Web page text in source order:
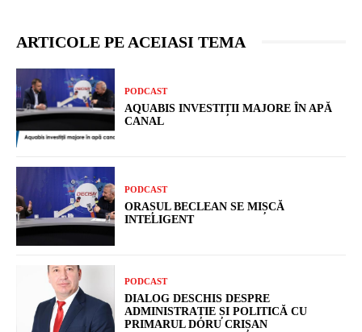
ARTICOLE PE ACEIASI TEMA
PODCAST
AQUABIS INVESTIȚII MAJORE ÎN APĂ
CANAL
PODCAST
ORAȘUL BECLEAN SE MIȘCĂ
INTELIGENT
PODCAST
DIALOG DESCHIS DESPRE
ADMINISTRAȚIE ȘI POLITICĂ CU
PRIMARUL DORU CRIȘAN